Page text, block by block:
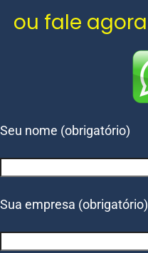
ou fale
Seu nome (obrigatório)
Sua empresa (obrigatório)